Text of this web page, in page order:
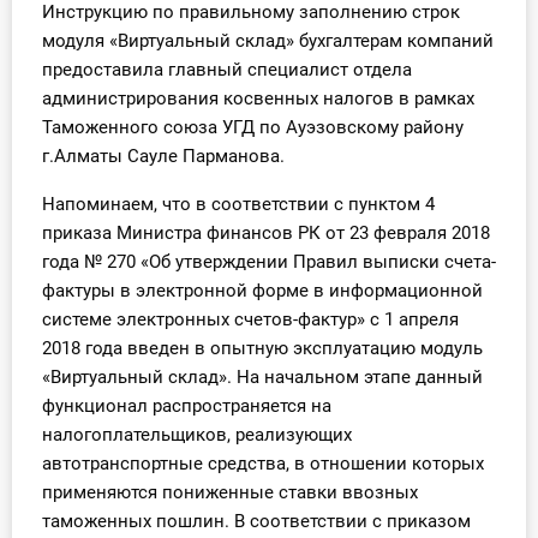
Кадры. Труд. Зарплата.
Учет по отраслям
Юридический помощник
Интернет-магазин
О Системе
Обучение
Тарифы
Тестирование для
бухгалтера
Инструкцию по правильному заполнению строк
модуля «Виртуальный склад» бухгалтерам компаний
предоставила главный специалист отдела
администрирования косвенных налогов в рамках
Таможенного союза УГД по Ауэзовскому району
г.Алматы Сауле Парманова.
Напоминаем, что в соответствии с пунктом 4
приказа Министра финансов РК от 23 февраля 2018
года № 270 «Об утверждении Правил выписки счета-
фактуры в электронной форме в информационной
системе электронных счетов-фактур» с 1 апреля
2018 года введен в опытную эксплуатацию модуль
«Виртуальный склад». На начальном этапе данный
функционал распространяется на
налогоплательщиков, реализующих
автотранспортные средства, в отношении которых
применяются пониженные ставки ввозных
таможенных пошлин. В соответствии с приказом